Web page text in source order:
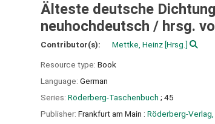
Älteste deutsche
neuhochdeutsch / hrsg.
Contributor(s): Mettke, Heinz [Hrsg.]
Resource type: Book
Language: German
Series: Röderberg-Taschenbuch ; 45
Publisher: Frankfurt am Main : Röderberg-Verlag,